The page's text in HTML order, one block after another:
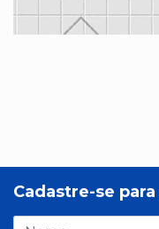
Cadastre-se